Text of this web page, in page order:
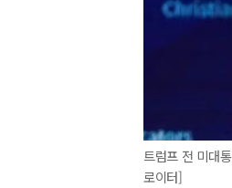
트럼프 전 미대
로이터]